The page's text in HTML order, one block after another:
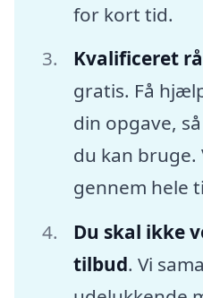
for kort tid.
Kvalificeret
gratis. Få
din opgave,
du kan
gennem hele
Du skal ikke
tilbud. Vi